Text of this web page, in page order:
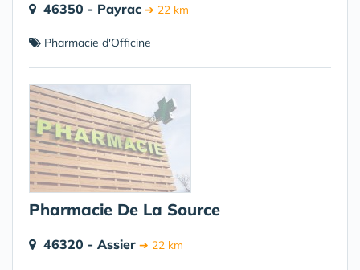
46350 - Payrac ➔ 22 km
Pharmacie d'Officine
Pharmacie De La Source
46320 - Assier ➔ 22 km